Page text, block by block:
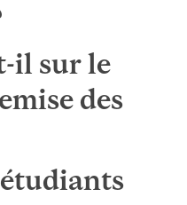
il sur le
des